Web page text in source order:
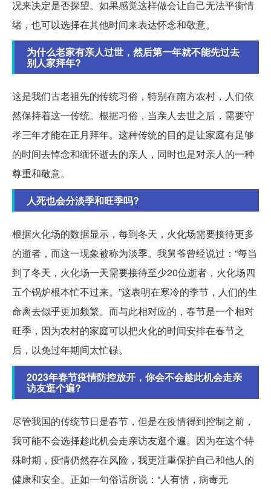
况来决定是否探望。如果感觉这样做会让自己无法平衡情
绪，也可以选择在其他时间来表达怀念和敬意。
为什么老家有亲人过世，然后第一年就不能先过去
别人家拜年?
这是我们古老祖先的传统习俗，特别在南方农村，人们依
然保持着这一传统。根据习俗，当亲人去世之后，需要守
孝三年才能在正月拜年。这种传统的目的是让家庭有足够
的时间去悼念和缅怀逝去的亲人，同时也是对亲人的一种
尊重和敬意。
人死也会分淡季和旺季吗?
根据火化场的数据显示，每到冬天，火化场需要接待更多
的逝者，而这一现象被称为淡季。我舅爷曾经说过：“每当
到了冬天，火化场一天需要接待至少20位逝者，火化场四
五个锅炉根本忙不过来。”这表明在寒冷的季节，人们的生
命离去似乎更加频繁。而与此相对应的，春节是一个相对
旺季，因为农村的家庭可以把火化的时间安排在春节之
后，以免过年期间太忙碌。
2023年春节疫情防控放开，你会不会趁此机会走亲
访友逛个遍?
尽管我国的传统节日是春节，但是在疫情得到控制之前，
我可能不会选择趁此机会走亲访友逛个遍。因为在这个特
殊时期，疫情仍然存在风险，我更注重保护自己和他人的
健康和安全。正如一句俗话所说：“人有情，病毒无